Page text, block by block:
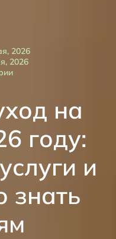
2026
2026
на
году:
и
знать